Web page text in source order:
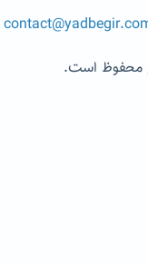
محفوظ است.